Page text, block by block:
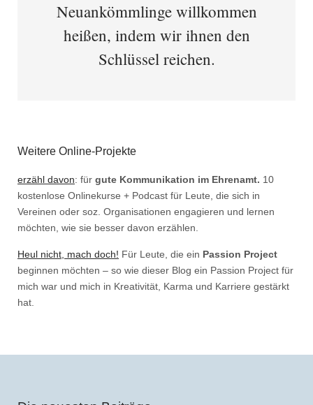
Neuankömmlinge willkommen
heißen, indem wir ihnen den
Schlüssel reichen.
Weitere Online-Projekte
erzähl davon: für gute Kommunikation im Ehrenamt. 10
kostenlose Onlinekurse + Podcast für Leute, die sich in
Vereinen oder soz. Organisationen engagieren und lernen
möchten, wie sie besser davon erzählen.
Heul nicht, mach doch! Für Leute, die ein Passion Project
beginnen möchten – so wie dieser Blog ein Passion Project für
mich war und mich in Kreativität, Karma und Karriere gestärkt
hat.